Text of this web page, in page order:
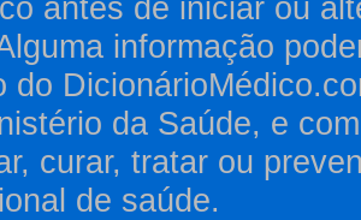
antes de iniciar ou
informação
do
da Saúde, e
curar, tratar ou
de saúde.